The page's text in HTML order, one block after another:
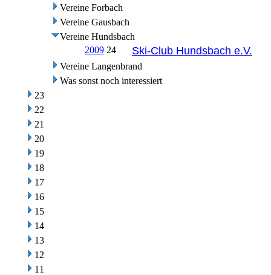
Vereine Forbach
Vereine Gausbach
Vereine Hundsbach
2009 24 Ski-Club Hundsbach e.V.
Vereine Langenbrand
Was sonst noch interessiert
23
22
21
20
19
18
17
16
15
14
13
12
11